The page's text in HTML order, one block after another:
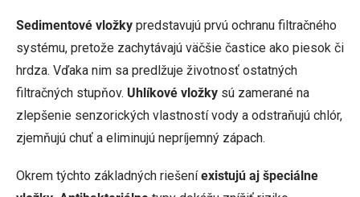
Sedimentové vložky predstavujú prvú ochranu filtračného
systému, pretože zachytávajú väčšie častice ako piesok či
hrdza. Vďaka nim sa predlžuje životnosť ostatných
filtračných stupňov. Uhlíkové vložky sú zamerané na
zlepšenie senzorických vlastností vody a odstraňujú chlór,
zjemňujú chuť a eliminujú nepríjemný zápach.
Okrem týchto základných riešeníexistujú aj špeciálne